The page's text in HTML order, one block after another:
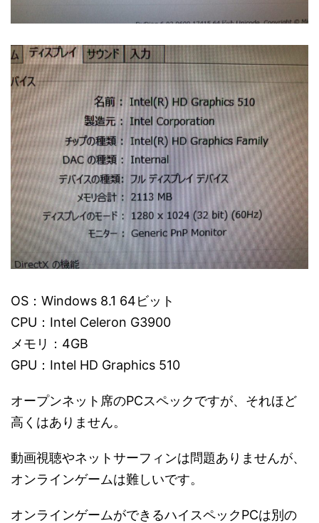
OS：Windows 8.1 64ビット
CPU：Intel Celeron G3900
メモリ：4GB
GPU：Intel HD Graphics 510
オープンネット席のPCスペックですが、それほど
高くはありません。
動画視聴やネットサーフィンは問題ありませんが、
オンラインゲームは難しいです。
オンラインゲームができるハイスペックPCは別の